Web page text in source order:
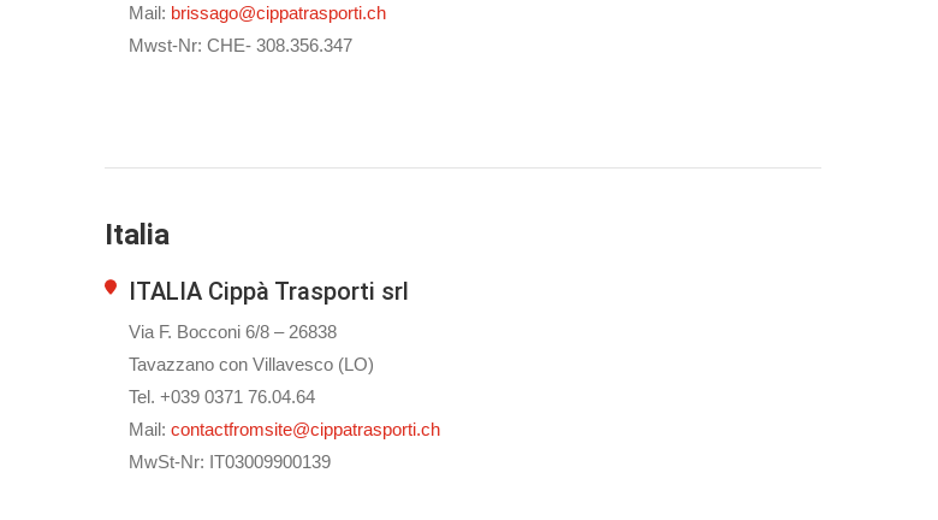
Mail: brissago@cippatrasporti.ch
Mwst-Nr: CHE- 308.356.347
Italia
ITALIA Cippà Trasporti srl
Via F. Bocconi 6/8 – 26838
Tavazzano con Villavesco (LO)
Tel. +039 0371 76.04.64
Mail: contactfromsite@cippatrasporti.ch
MwSt-Nr: IT03009900139